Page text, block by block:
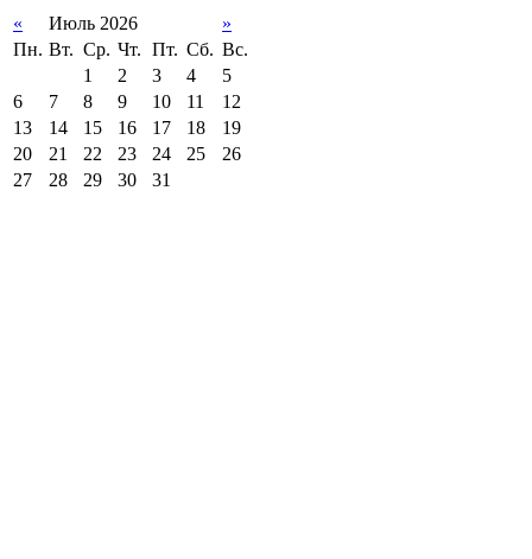
« Июль 2026
»
Пн. Вт. Ср. Чт. Пт. Сб. Вс.
1
2 3 4
5
6
7 8 9 10 11
12
13
14 15 16 17 18
19
20
21 22 23 24 25
26
27
28 29 30 31